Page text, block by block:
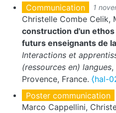
Communication 1
Christelle Combe Celik,
construction d'un
futurs enseignants de
Interactions et
(ressources en) langues,
Provence, France. ⟨hal-
Poster communication
Marco Cappellini,